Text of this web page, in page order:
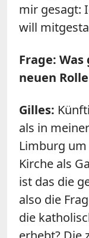
mir gesagt:
will
Frage:
neuen
Gilles:
als in
Limburg
Kirche als
ist das die
also die
die